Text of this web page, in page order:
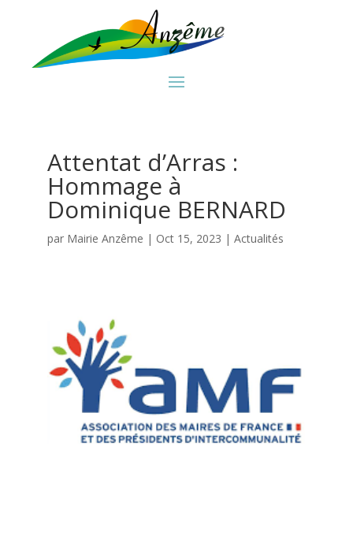
Attentat d’Arras :
Hommage à
Dominique BERNARD
par Mairie Anzême | Oct 15, 2023 | Actualités